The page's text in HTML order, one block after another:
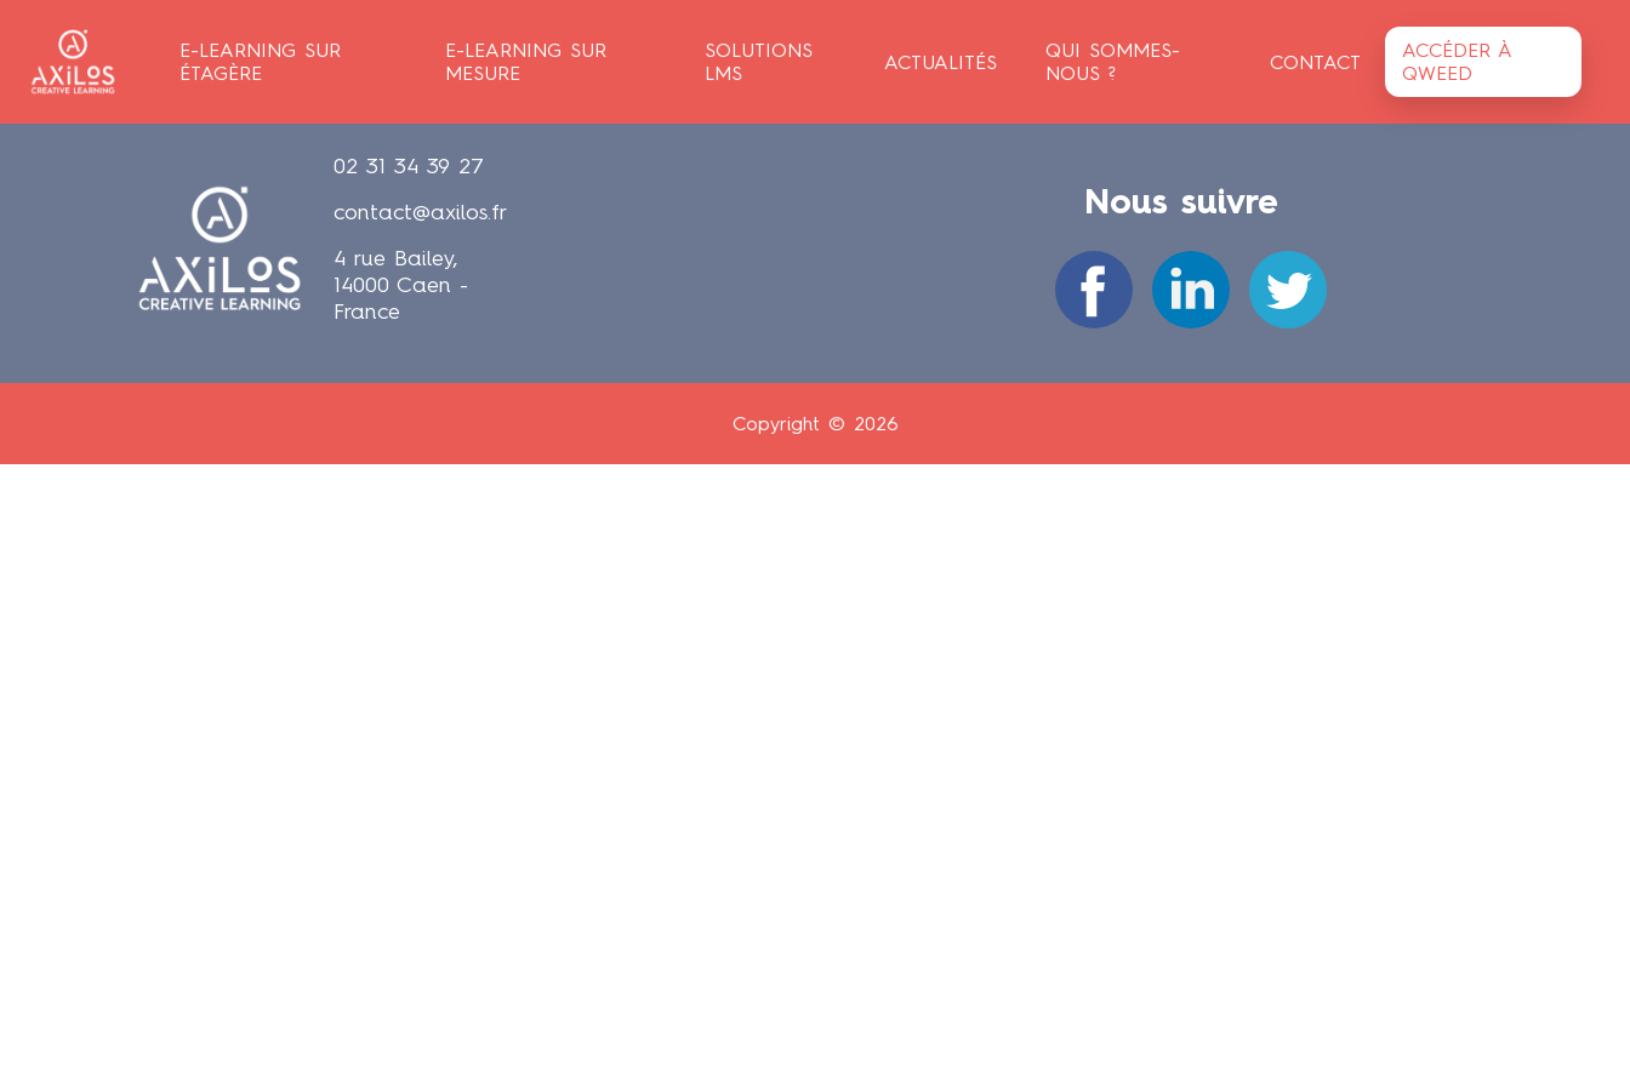
E-LEARNING SUR
ÉTAGÈRE
E-LEARNING SUR
MESURE
SOLUTIONS
LMS
ACTUALITÉS
QUI SOMMES-
NOUS ?
CONTACT
ACCÉDER À
QWEED
02 31 34 39 27
contact@axilos.fr
4 rue Bailey,
14000 Caen -
France
Nous suivre
Copyright © 2026